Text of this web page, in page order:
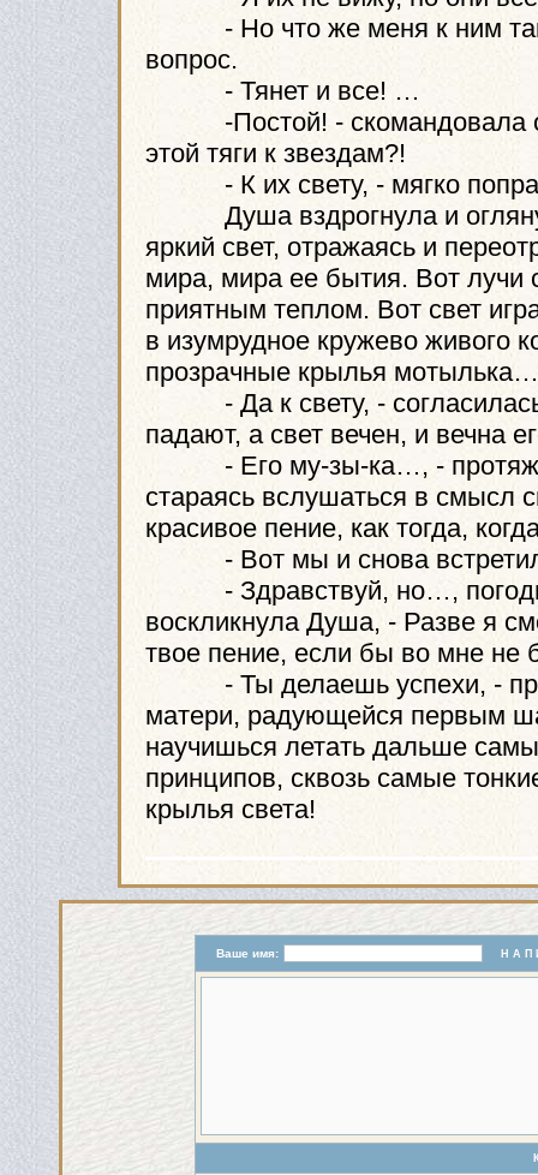
- Но что же меня к ним так
вопрос.
- Тянет и все! …
-Постой! - скомандовала
этой тяги к звездам?!
- К их свету, - мягко
Душа вздрогнула и
яркий свет, отражаясь и
мира, мира ее бытия. Вот лучи
приятным теплом. Вот свет
в изумрудное кружево живого
прозрачные крылья мотылька…
- Да к свету, - согласилась
падают, а свет вечен, и вечна
- Его му-зы-ка…, -
стараясь вслушаться в смысл
красивое пение, как тогда,
- Вот мы и снова
- Здравствуй, но…, погоди!
воскликнула Душа, - Разве я
твое пение, если бы во мне не
- Ты делаешь успехи, -
матери, радующейся первым
научишься летать дальше
принципов, сквозь самые
крылья света!
Ваше имя: Н А П